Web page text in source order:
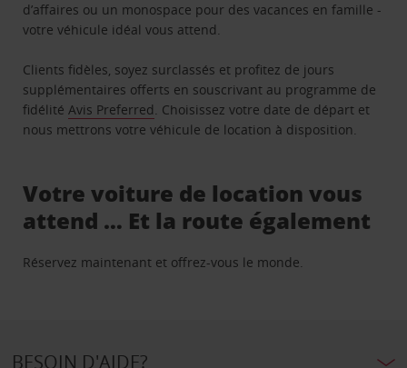
d’affaires ou un monospace pour des vacances en famille -
votre véhicule idéal vous attend.
Clients fidèles, soyez surclassés et profitez de jours
supplémentaires offerts en souscrivant au programme de
fidélitéAvis Preferred. Choisissez votre date de départ et
nous mettrons votre véhicule de location à disposition.
Votre voiture de location vous
attend … Et la route également
Réservez maintenant et offrez-vous le monde.
BESOIN D'AIDE?